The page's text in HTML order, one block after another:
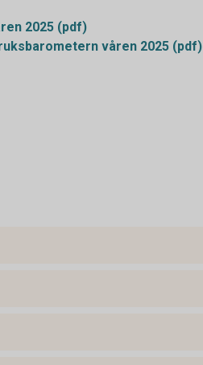
2025 (pdf)
våren 2025 (pdf)